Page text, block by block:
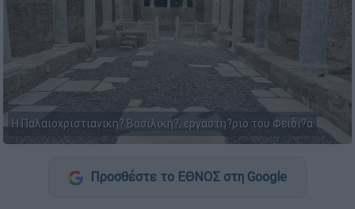
Η Παλαιοχριστιανικη? Βασιλικη?, εργαστη?ριο του Φειδι?α
Προσθέστε το ΕΘΝΟΣ στη Google